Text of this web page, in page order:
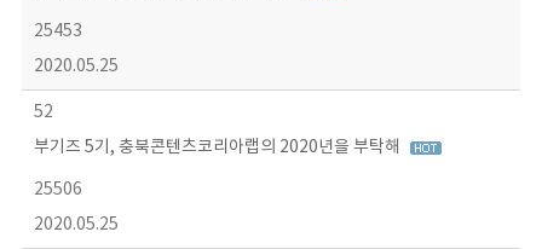
25453
2020.05.25
52
부기즈 5기, 충북콘텐츠코리아랩의 2020년을 부탁해
25506
2020.05.25